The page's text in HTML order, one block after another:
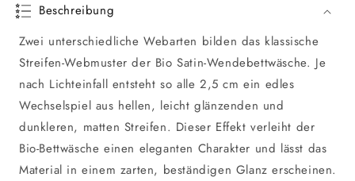
Beschreibung
Zwei unterschiedliche Webarten bilden das klassische
Streifen-Webmuster der Bio Satin-Wendebettwäsche. Je
nach Lichteinfall entsteht so alle 2,5 cm ein edles
Wechselspiel aus hellen, leicht glänzenden und
dunkleren, matten Streifen. Dieser Effekt verleiht der
Bio-Bettwäsche einen eleganten Charakter und lässt das
Material in einem zarten, beständigen Glanz erscheinen.